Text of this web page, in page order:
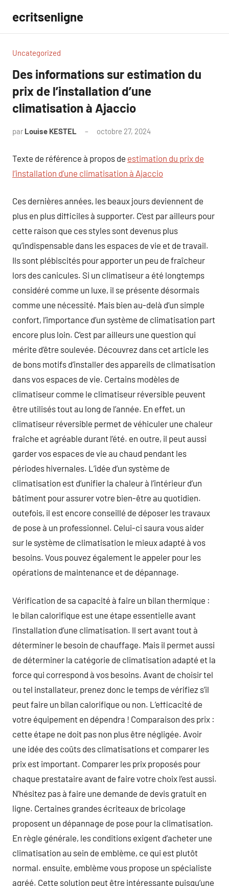
contenu
ecritsenligne
Uncategorized
Des informations sur estimation du
prix de l’installation d’une
climatisation à Ajaccio
par Louise KESTEL octobre 27, 2024
Texte de référence à propos de estimation du prix de
l’installation d’une climatisation à Ajaccio
Ces dernières années, les beaux jours deviennent de
plus en plus difficiles à supporter. C’est par ailleurs pour
cette raison que ces styles sont devenus plus
qu’indispensable dans les espaces de vie et de travail.
Ils sont plébiscités pour apporter un peu de fraîcheur
lors des canicules. Si un climatiseur a été longtemps
considéré comme un luxe, il se présente désormais
comme une nécessité. Mais bien au-delà d’un simple
confort, l’importance d’un système de climatisation part
encore plus loin. C’est par ailleurs une question qui
mérite d’être soulevée. Découvrez dans cet article les
de bons motifs d’installer des appareils de climatisation
dans vos espaces de vie. Certains modèles de
climatiseur comme le climatiseur réversible peuvent
être utilisés tout au long de l’année. En effet, un
climatiseur réversible permet de véhiculer une chaleur
fraîche et agréable durant l’été. en outre, il peut aussi
garder vos espaces de vie au chaud pendant les
périodes hivernales. L’idée d’un système de
climatisation est d’unifier la chaleur à l’intérieur d’un
bâtiment pour assurer votre bien-être au quotidien.
outefois, il est encore conseillé de déposer les travaux
de pose à un professionnel. Celui-ci saura vous aider
sur le système de climatisation le mieux adapté à vos
besoins. Vous pouvez également le appeler pour les
opérations de maintenance et de dépannage.
Vérification de sa capacité à faire un bilan thermique :
le bilan calorifique est une étape essentielle avant
l’installation d’une climatisation. Il sert avant tout à
déterminer le besoin de chauffage. Mais il permet aussi
de déterminer la catégorie de climatisation adapté et la
force qui correspond à vos besoins. Avant de choisir tel
ou tel installateur, prenez donc le temps de vérifiez s’il
peut faire un bilan calorifique ou non. L’efficacité de
votre équipement en dépendra ! Comparaison des prix :
cette étape ne doit pas non plus être négligée. Avoir
une idée des coûts des climatisations et comparer les
prix est important. Comparer les prix proposés pour
chaque prestataire avant de faire votre choix l’est aussi.
N’hésitez pas à faire une demande de devis gratuit en
ligne. Certaines grandes écriteaux de bricolage
proposent un dépannage de pose pour la climatisation.
En règle générale, les conditions exigent d’acheter une
climatisation au sein de emblème, ce qui est plutôt
normal. ensuite, emblème vous propose un spécialiste
agréé. Cette solution peut être intéressante puisqu’une